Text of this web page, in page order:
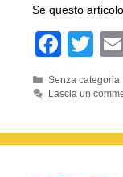
Se questo
F
c
b
T
wi
tt
Categorie
Senza categoria
Lascia un